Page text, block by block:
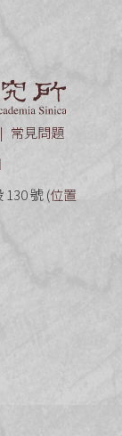
常見問題
號 (位置